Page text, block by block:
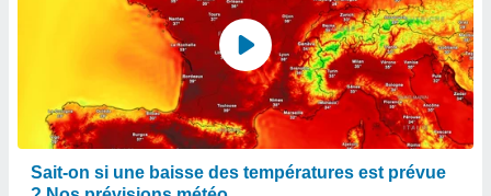
Sait-on si une baisse des températures est prévue